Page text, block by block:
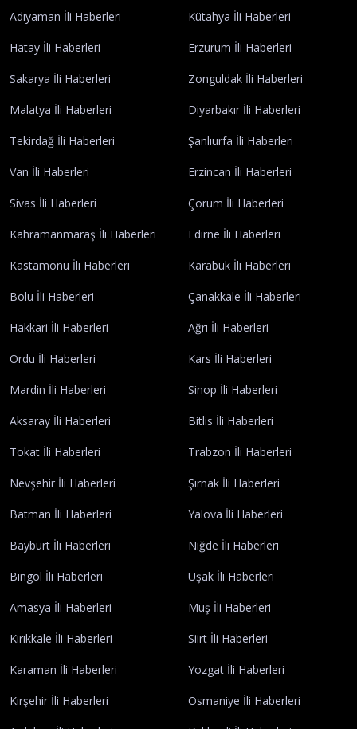
Adıyaman İli Haberleri Kütahya İli Haberleri
Hatay İli Haberleri Erzurum İli Haberleri
Sakarya İli Haberleri Zonguldak İli Haberleri
Malatya İli Haberleri Diyarbakır İli Haberleri
Tekirdağ İli Haberleri Şanlıurfa İli Haberleri
Van İli Haberleri Erzincan İli Haberleri
Sivas İli Haberleri Çorum İli Haberleri
Kahramanmaraş İli Haberleri Edirne İli Haberleri
Kastamonu İli Haberleri Karabük İli Haberleri
Bolu İli Haberleri Çanakkale İli Haberleri
Hakkari İli Haberleri Ağrı İli Haberleri
Ordu İli Haberleri Kars İli Haberleri
Mardin İli Haberleri Sinop İli Haberleri
Aksaray İli Haberleri Bitlis İli Haberleri
Tokat İli Haberleri Trabzon İli Haberleri
Nevşehir İli Haberleri Şırnak İli Haberleri
Batman İli Haberleri Yalova İli Haberleri
Bayburt İli Haberleri Niğde İli Haberleri
Bingöl İli Haberleri Uşak İli Haberleri
Amasya İli Haberleri Muş İli Haberleri
Kırıkkale İli Haberleri Siirt İli Haberleri
Karaman İli Haberleri Yozgat İli Haberleri
Kırşehir İli Haberleri Osmaniye İli Haberleri